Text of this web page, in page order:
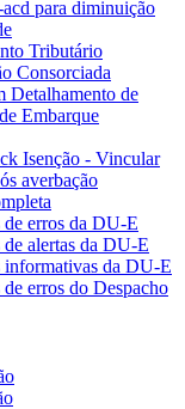
para diminuição
Tributário
Consorciada
Detalhamento de
Embarque
Isenção - Vincular
averbação
de erros da DU-E
alertas da DU-E
informativas da DU-E
erros do Despacho